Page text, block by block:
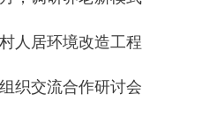
人居环境改造工程
织交流合作研讨会